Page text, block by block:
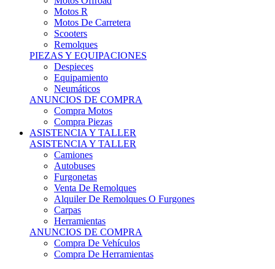
Motos R
Motos De Carretera
Scooters
Remolques
PIEZAS Y EQUIPACIONES
Despieces
Equipamiento
Neumáticos
ANUNCIOS DE COMPRA
Compra Motos
Compra Piezas
ASISTENCIA Y TALLER
ASISTENCIA Y TALLER
Camiones
Autobuses
Furgonetas
Venta De Remolques
Alquiler De Remolques O Furgones
Carpas
Herramientas
ANUNCIOS DE COMPRA
Compra De Vehículos
Compra De Herramientas